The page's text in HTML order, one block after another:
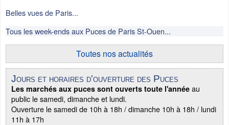
Belles vues de Paris...
Tous les week-ends aux Puces de Paris St-Ouen...
Toutes nos actualités
Jours et horaires d'ouverture des Puces
Les marchés aux puces sont ouverts toute l'année au
public le samedi, dimanche et lundi.
Ouverture le samedi de 10h à 18h / dimanche 10h à 18h / lundi
11h à 17h